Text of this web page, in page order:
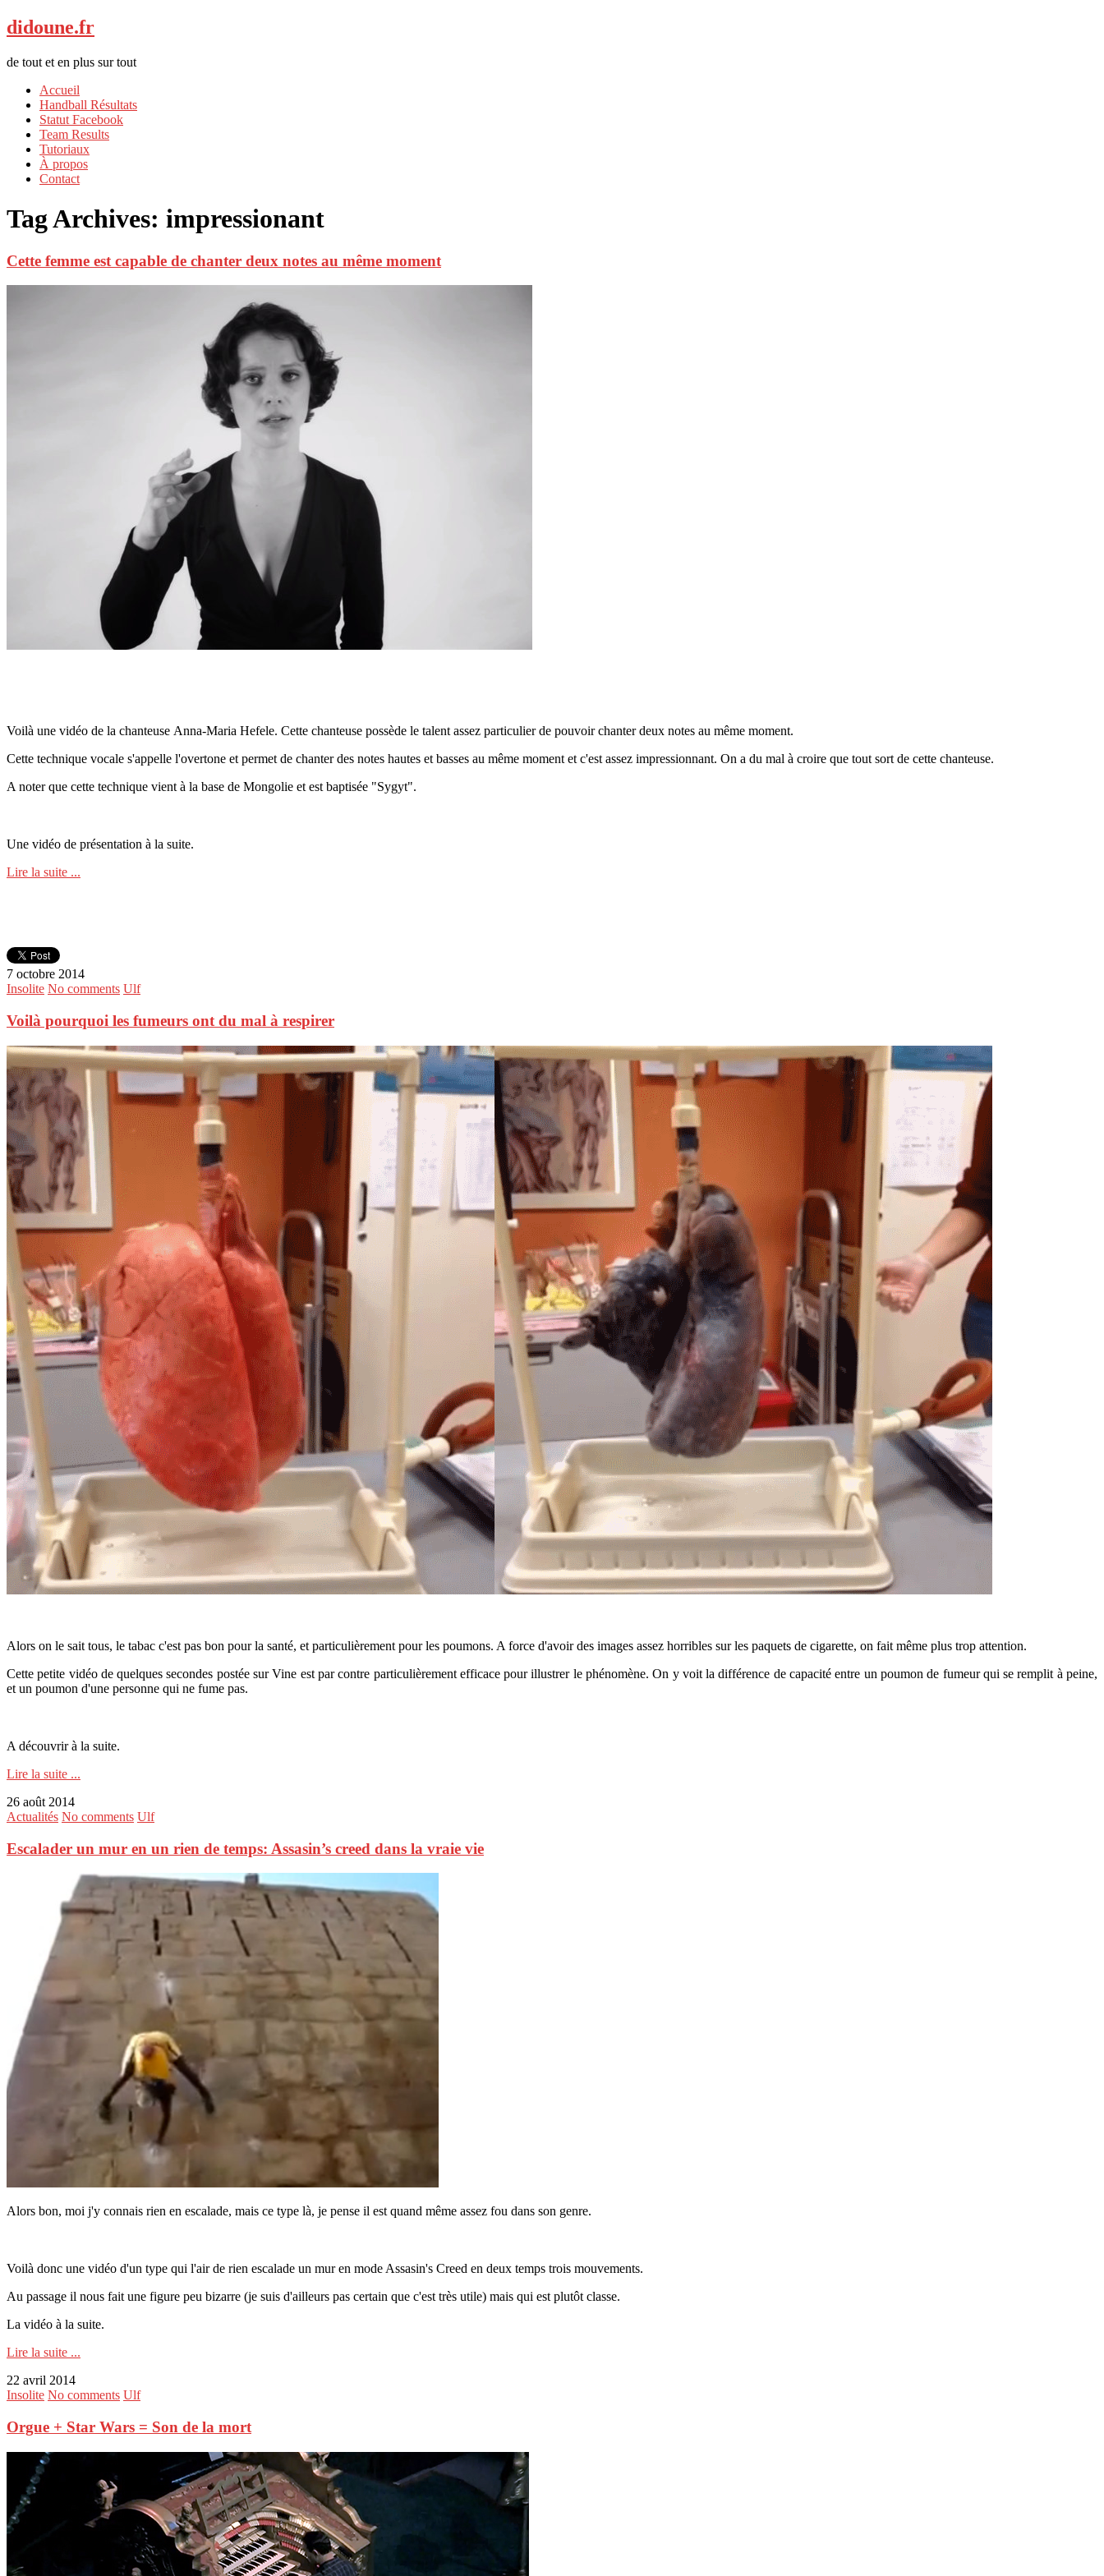
didoune.fr
de tout et en plus sur tout
Accueil
Handball Résultats
Statut Facebook
Team Results
Tutoriaux
À propos
Contact
Tag Archives: impressionant
Cette femme est capable de chanter deux notes au même moment
Voilà une vidéo de la chanteuse Anna-Maria Hefele. Cette chanteuse possède le talent assez particulier de pouvoir chanter deux notes au même moment.
Cette technique vocale s'appelle l'overtone et permet de chanter des notes hautes et basses au même moment et c'est assez impressionnant. On a du mal à croire que tout sort de cette chanteuse.
A noter que cette technique vient à la base de Mongolie et est baptisée "Sygyt".
Une vidéo de présentation à la suite.
Lire la suite ...
7 octobre 2014
Insolite No comments Ulf
Voilà pourquoi les fumeurs ont du mal à respirer
Alors on le sait tous, le tabac c'est pas bon pour la santé, et particulièrement pour les poumons. A force d'avoir des images assez horribles sur les paquets de cigarette, on fait même plus trop attention.
Cette petite vidéo de quelques secondes postée sur Vine est par contre particulièrement efficace pour illustrer le phénomène. On y voit la différence de capacité entre un poumon de fumeur qui se remplit à peine,
et un poumon d'une personne qui ne fume pas.
A découvrir à la suite.
Lire la suite ...
26 août 2014
Actualités No comments Ulf
Escalader un mur en un rien de temps: Assasin’s creed dans la vraie vie
Alors bon, moi j'y connais rien en escalade, mais ce type là, je pense il est quand même assez fou dans son genre.
Voilà donc une vidéo d'un type qui l'air de rien escalade un mur en mode Assasin's Creed en deux temps trois mouvements.
Au passage il nous fait une figure peu bizarre (je suis d'ailleurs pas certain que c'est très utile) mais qui est plutôt classe.
La vidéo à la suite.
Lire la suite ...
22 avril 2014
Insolite No comments Ulf
Orgue + Star Wars = Son de la mort